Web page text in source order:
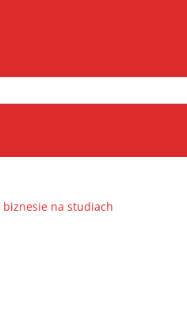
biznesie na studiach